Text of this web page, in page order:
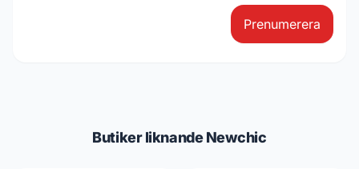
Prenumerera
Butiker liknande Newchic